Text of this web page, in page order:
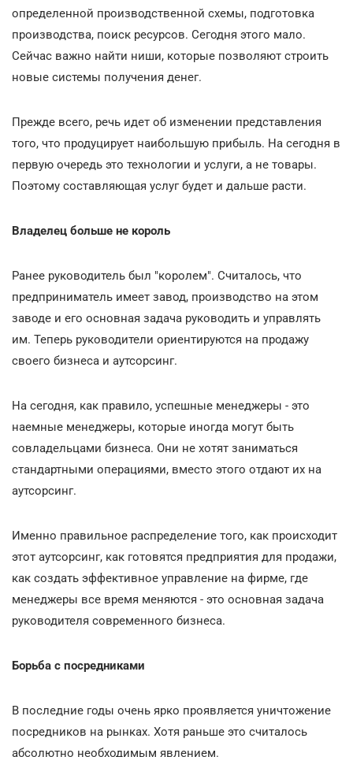
определенной производственной схемы, подготовка
производства, поиск ресурсов. Сегодня этого мало.
Сейчас важно найти ниши, которые позволяют строить
новые системы получения денег.
Прежде всего, речь идет об изменении представления
того, что продуцирует наибольшую прибыль. На сегодня в
первую очередь это технологии и услуги, а не товары.
Поэтому составляющая услуг будет и дальше расти.
Владелец больше не король
Ранее руководитель был "королем". Считалось, что
предприниматель имеет завод, производство на этом
заводе и его основная задача руководить и управлять
им. Теперь руководители ориентируются на продажу
своего бизнеса и аутсорсинг.
На сегодня, как правило, успешные менеджеры - это
наемные менеджеры, которые иногда могут быть
совладельцами бизнеса. Они не хотят заниматься
стандартными операциями, вместо этого отдают их на
аутсорсинг.
Именно правильное распределение того, как происходит
этот аутсорсинг, как готовятся предприятия для продажи,
как создать эффективное управление на фирме, где
менеджеры все время меняются - это основная задача
руководителя современного бизнеса.
Борьба с посредниками
В последние годы очень ярко проявляется уничтожение
посредников на рынках. Хотя раньше это считалось
абсолютно необходимым явлением.